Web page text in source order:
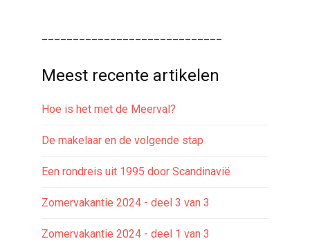
Meest recente artikelen
Hoe is het met de Meerval?
De makelaar en de volgende stap
Een rondreis uit 1995 door Scandinavië
Zomervakantie 2024 - deel 3 van 3
Zomervakantie 2024 - deel 1 van 3